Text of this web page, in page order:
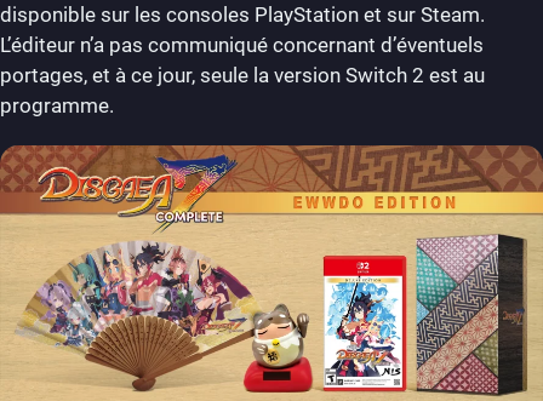
disponible sur les consoles PlayStation et sur Steam.
L’éditeur n’a pas communiqué concernant d’éventuels
portages, et à ce jour, seule la version Switch 2 est au
programme.